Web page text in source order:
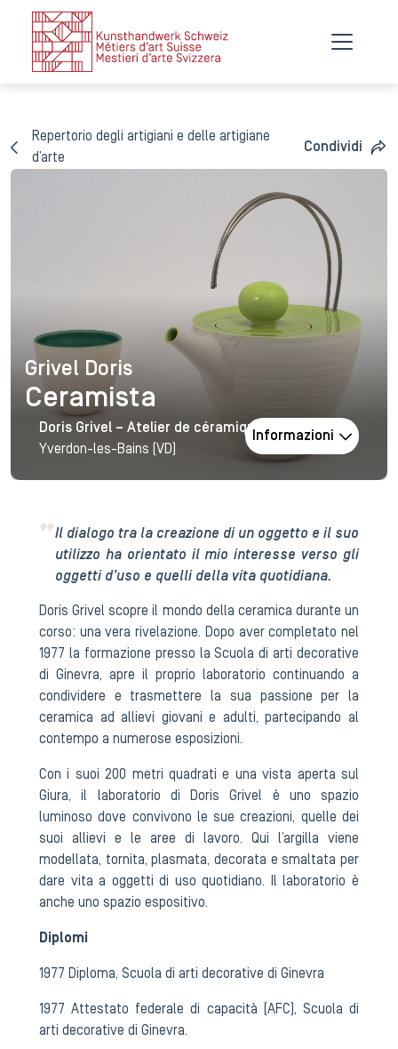
Repertorio degli artigiani e delle artigiane
d’arte
Condividi
Grivel Doris
Grivel Doris
Ceramista
Doris Grivel – Atelier de céramique
Yverdon-les-Bains (VD)
Informazioni
Il dialogo tra la creazione di un oggetto e il suo
utilizzo ha orientato il mio interesse verso gli
oggetti d’uso e quelli della vita quotidiana.
Doris Grivel scopre il mondo della ceramica durante un
corso: una vera rivelazione. Dopo aver completato nel
1977 la formazione presso la Scuola di arti decorative
di Ginevra, apre il proprio laboratorio continuando a
condividere e trasmettere la sua passione per la
ceramica ad allievi giovani e adulti, partecipando al
contempo a numerose esposizioni.
Con i suoi 200 metri quadrati e una vista aperta sul
Giura, il laboratorio di Doris Grivel è uno spazio
luminoso dove convivono le sue creazioni, quelle dei
suoi allievi e le aree di lavoro. Qui l’argilla viene
modellata, tornita, plasmata, decorata e smaltata per
dare vita a oggetti di uso quotidiano. Il laboratorio è
anche uno spazio espositivo.
Diplomi
1977 Diploma, Scuola di arti decorative di Ginevra
1977 Attestato federale di capacità (AFC), Scuola di
arti decorative di Ginevra.